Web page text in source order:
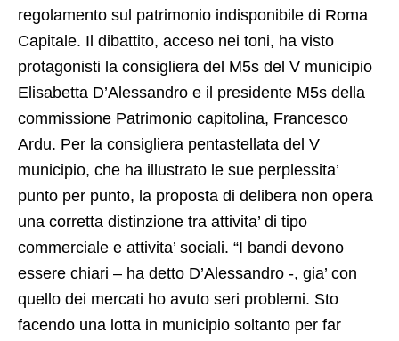
regolamento sul patrimonio indisponibile di Roma
Capitale. Il dibattito, acceso nei toni, ha visto
protagonisti la consigliera del M5s del V municipio
Elisabetta D’Alessandro e il presidente M5s della
commissione Patrimonio capitolina, Francesco
Ardu. Per la consigliera pentastellata del V
municipio, che ha illustrato le sue perplessita’
punto per punto, la proposta di delibera non opera
una corretta distinzione tra attivita’ di tipo
commerciale e attivita’ sociali. “I bandi devono
essere chiari – ha detto D’Alessandro -, gia’ con
quello dei mercati ho avuto seri problemi. Sto
facendo una lotta in municipio soltanto per far